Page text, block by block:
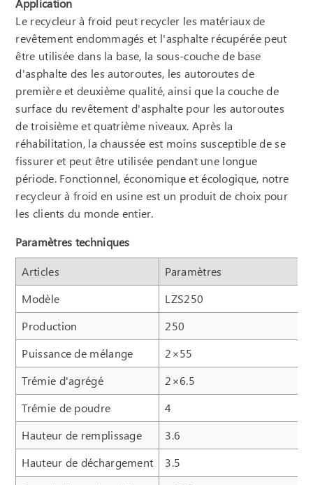
Application
Le recycleur à froid peut recycler les matériaux de
revêtement endommagés et l'asphalte récupérée peut
être utilisée dans la base, la sous-couche de base
d'asphalte des les autoroutes, les autoroutes de
première et deuxième qualité, ainsi que la couche de
surface du revêtement d'asphalte pour les autoroutes
de troisième et quatrième niveaux. Après la
réhabilitation, la chaussée est moins susceptible de se
fissurer et peut être utilisée pendant une longue
période. Fonctionnel, économique et écologique, notre
recycleur à froid en usine est un produit de choix pour
les clients du monde entier.
Paramètres techniques
Articles
Paramètres
Modèle
LZS250
Production
250
Puissance de mélange
2×55
Trémie d'agrégé
2×6.5
Trémie de poudre
4
Hauteur de remplissage
3.6
Hauteur de déchargement
3.5